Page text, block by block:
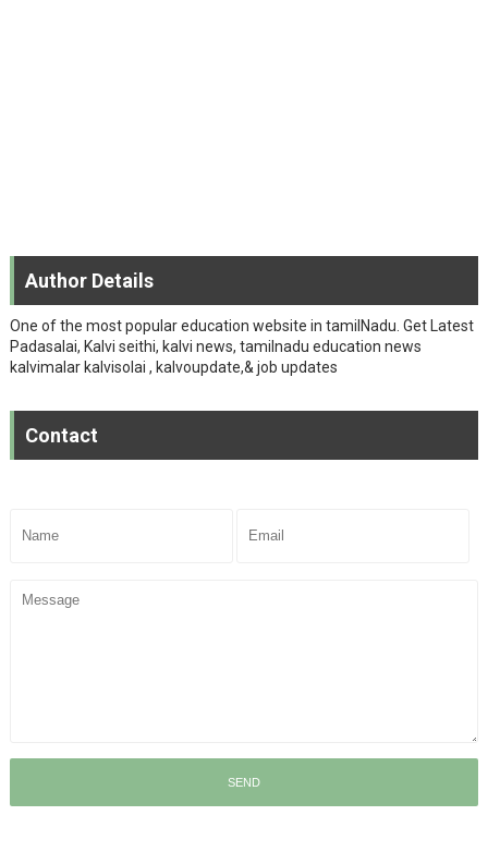
Author Details
One of the most popular education website in tamilNadu. Get Latest
Padasalai, Kalvi seithi, kalvi news, tamilnadu education news
kalvimalar kalvisolai , kalvoupdate,& job updates
Contact